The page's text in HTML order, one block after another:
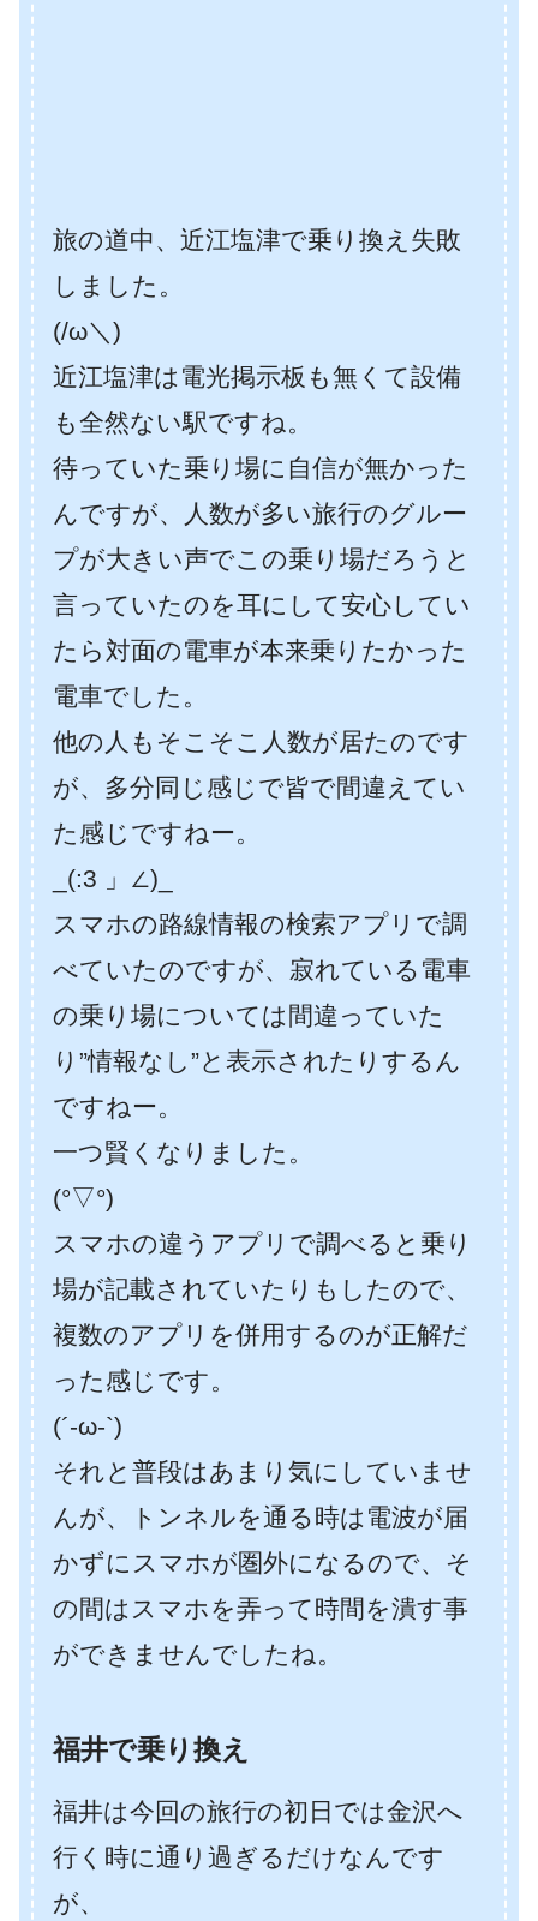
旅の道中、近江塩津で乗り換え失敗
しました。
(/ω＼)
近江塩津は電光掲示板も無くて設備
も全然ない駅ですね。
待っていた乗り場に自信が無かった
んですが、人数が多い旅行のグルー
プが大きい声でこの乗り場だろうと
言っていたのを耳にして安心してい
たら対面の電車が本来乗りたかった
電車でした。
他の人もそこそこ人数が居たのです
が、多分同じ感じで皆で間違えてい
た感じですねー。
_(:3 」∠)_
スマホの路線情報の検索アプリで調
べていたのですが、寂れている電車
の乗り場については間違っていた
り”情報なし”と表示されたりするん
ですねー。
一つ賢くなりました。
(°▽°)
スマホの違うアプリで調べると乗り
場が記載されていたりもしたので、
複数のアプリを併用するのが正解だ
った感じです。
(´-ω-`)
それと普段はあまり気にしていませ
んが、トンネルを通る時は電波が届
かずにスマホが圏外になるので、そ
の間はスマホを弄って時間を潰す事
ができませんでしたね。
福井で乗り換え
福井は今回の旅行の初日では金沢へ
行く時に通り過ぎるだけなんです
が、